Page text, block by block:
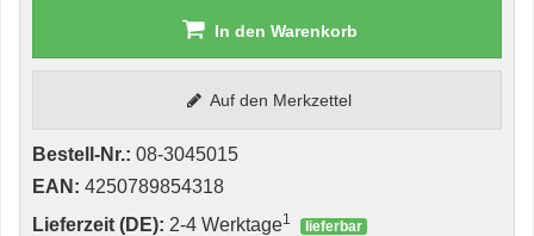
In den Warenkorb
Auf den Merkzettel
Bestell-Nr.: 08-3045015
EAN: 4250789854318
Lieferzeit (DE): 2-4 Werktage1 lieferbar